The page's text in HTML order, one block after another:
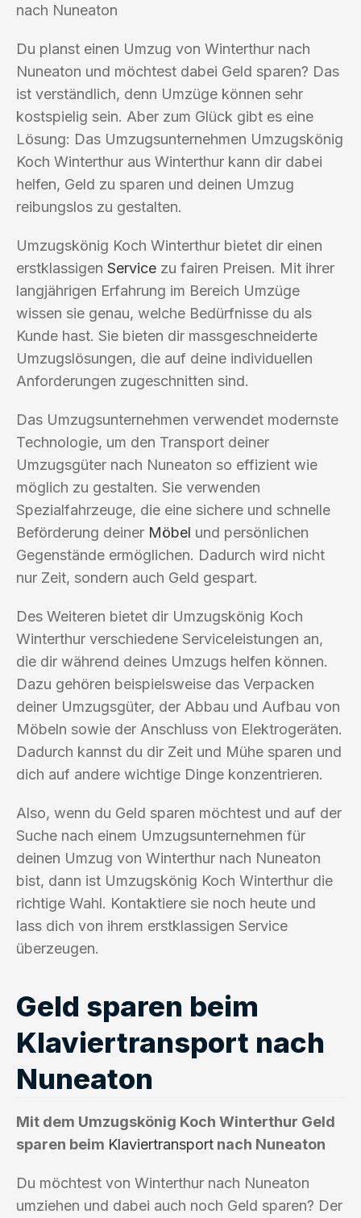
nach Nuneaton
Du planst einen Umzug von Winterthur nach
Nuneaton und möchtest dabei Geld sparen? Das
ist verständlich, denn Umzüge können sehr
kostspielig sein. Aber zum Glück gibt es eine
Lösung: Das Umzugsunternehmen Umzugskönig
Koch Winterthur aus Winterthur kann dir dabei
helfen, Geld zu sparen und deinen Umzug
reibungslos zu gestalten.
Umzugskönig Koch Winterthur bietet dir einen
erstklassigen Service zu fairen Preisen. Mit ihrer
langjährigen Erfahrung im Bereich Umzüge
wissen sie genau, welche Bedürfnisse du als
Kunde hast. Sie bieten dir massgeschneiderte
Umzugslösungen, die auf deine individuellen
Anforderungen zugeschnitten sind.
Das Umzugsunternehmen verwendet modernste
Technologie, um den Transport deiner
Umzugsgüter nach Nuneaton so effizient wie
möglich zu gestalten. Sie verwenden
Spezialfahrzeuge, die eine sichere und schnelle
Beförderung deiner Möbel und persönlichen
Gegenstände ermöglichen. Dadurch wird nicht
nur Zeit, sondern auch Geld gespart.
Des Weiteren bietet dir Umzugskönig Koch
Winterthur verschiedene Serviceleistungen an,
die dir während deines Umzugs helfen können.
Dazu gehören beispielsweise das Verpacken
deiner Umzugsgüter, der Abbau und Aufbau von
Möbeln sowie der Anschluss von Elektrogeräten.
Dadurch kannst du dir Zeit und Mühe sparen und
dich auf andere wichtige Dinge konzentrieren.
Also, wenn du Geld sparen möchtest und auf der
Suche nach einem Umzugsunternehmen für
deinen Umzug von Winterthur nach Nuneaton
bist, dann ist Umzugskönig Koch Winterthur die
richtige Wahl. Kontaktiere sie noch heute und
lass dich von ihrem erstklassigen Service
überzeugen.
Geld sparen beim
Klaviertransport nach
Nuneaton
Mit dem Umzugskönig Koch Winterthur Geld
sparen beim Klaviertransport nach Nuneaton
Du möchtest von Winterthur nach Nuneaton
umziehen und dabei auch noch Geld sparen? Der